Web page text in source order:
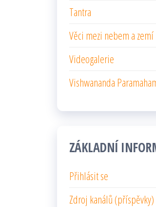
Tantra
Věci mezi nebem a zemí
Videogalerie
Vishwananda
ZÁKLADNÍ
Přihlásit se
Zdroj kanálů (příspěvky)